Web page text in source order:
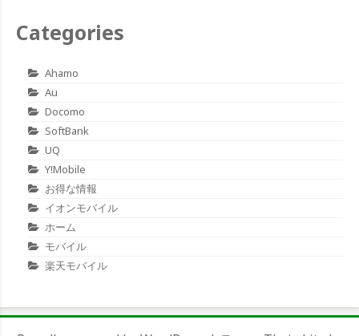
Categories
Ahamo
Au
Docomo
SoftBank
UQ
Y!mobile
お得な情報
イオンモバイル
ホーム
モバイル
楽天モバイル